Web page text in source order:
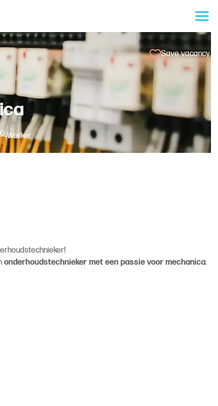
Save vacancy
Worker
onderhoudstechnieker met een passie voor mechanica.